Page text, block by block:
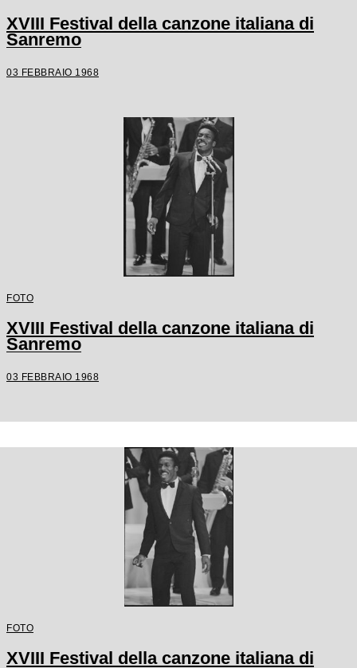
XVIII Festival della canzone italiana di
Sanremo
03 FEBBRAIO 1968
FOTO
XVIII Festival della canzone italiana di
Sanremo
03 FEBBRAIO 1968
FOTO
XVIII Festival della canzone italiana di